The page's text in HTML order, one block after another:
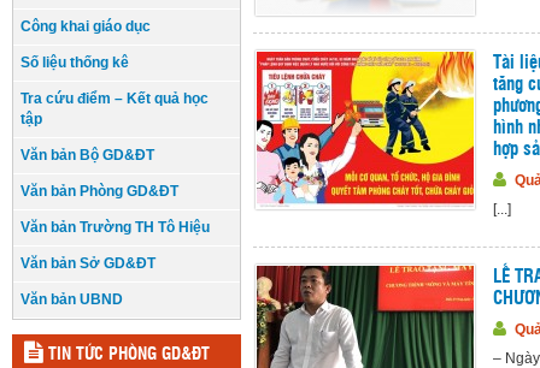
Công khai giáo dục
Số liệu thống kê
Tra cứu điểm – Kết quả học
tập
Văn bản Bộ GD&ĐT
Văn bản Phòng GD&ĐT
Văn bản Trường TH Tô Hiệu
Văn bản Sở GD&ĐT
Văn bản UBND
TIN TỨC PHÒNG GD&ĐT
Tài
tăng
hình
hợp
[...]
LẾ
–